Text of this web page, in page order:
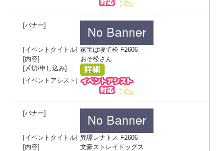
家宝は寝て松 F2606
おそ松さん
異譚レナトス F2606
文豪ストレイドッグス